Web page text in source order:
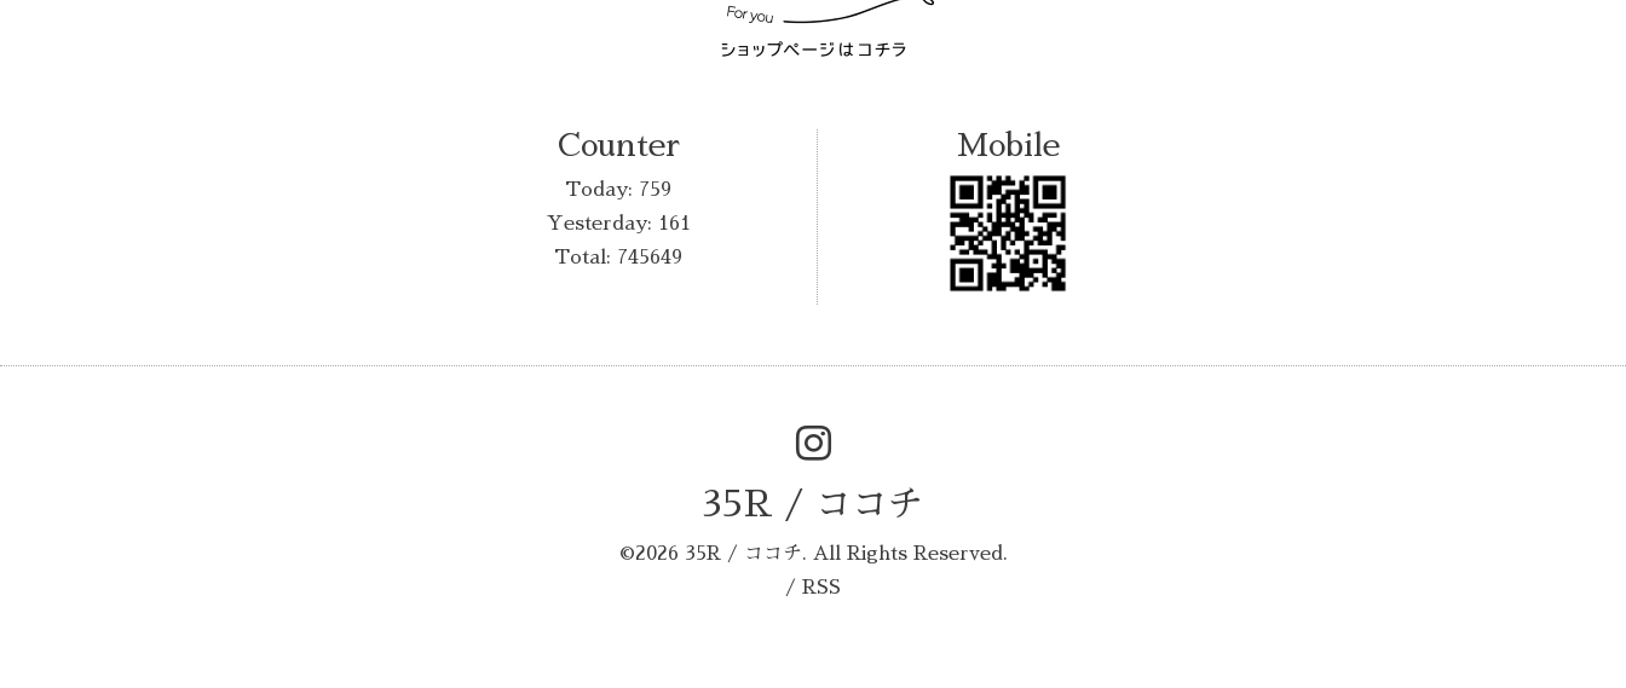
Counter
Today: 759
Yesterday: 161
Total: 745649
Mobile
35R / ココチ
©2026 35R / ココチ. All Rights Reserved.
/ RSS